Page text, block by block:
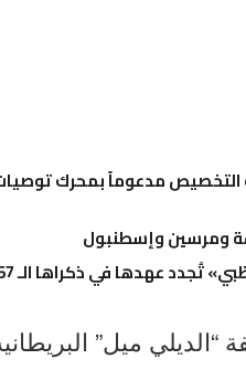
مدعوماً بمحرك توصيات
ومرسين وإسطنبول
تُجدد عهدها في ذكراها الـ 57
“الديلي ميل”